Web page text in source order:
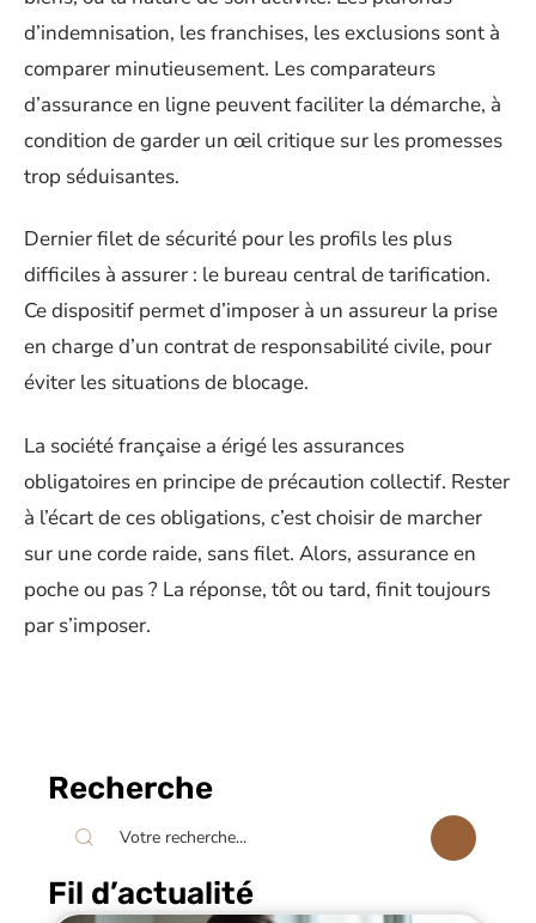
d’indemnisation, les franchises, les exclusions sont à
comparer minutieusement. Les comparateurs
d’assurance en ligne peuvent faciliter la démarche, à
condition de garder un œil critique sur les promesses
trop séduisantes.
Dernier filet de sécurité pour les profils les plus
difficiles à assurer : le bureau central de tarification.
Ce dispositif permet d’imposer à un assureur la prise
en charge d’un contrat de responsabilité civile, pour
éviter les situations de blocage.
La société française a érigé les assurances
obligatoires en principe de précaution collectif. Rester
à l’écart de ces obligations, c’est choisir de marcher
sur une corde raide, sans filet. Alors, assurance en
poche ou pas ? La réponse, tôt ou tard, finit toujours
par s’imposer.
Recherche
Fil d’actualité